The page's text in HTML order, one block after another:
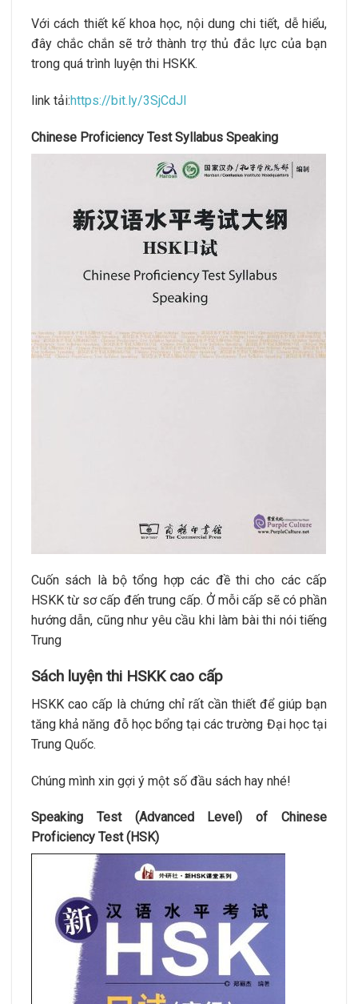
Với cách thiết kế khoa học, nội dung chi tiết, dễ hiểu,
đây chắc chắn sẽ trở thành trợ thủ đắc lực của bạn
trong quá trình luyện thi HSKK.
link tải:https://bit.ly/3SjCdJI
Chinese Proficiency Test Syllabus Speaking
Cuốn sách là bộ tổng hợp các đề thi cho các cấp
HSKK từ sơ cấp đến trung cấp. Ở mỗi cấp sẽ có phần
hướng dẫn, cũng như yêu cầu khi làm bài thi nói tiếng
Trung
Sách luyện thi HSKK cao cấp
HSKK cao cấp là chứng chỉ rất cần thiết để giúp bạn
tăng khả năng đỗ học bổng tại các trường Đại học tại
Trung Quốc.
Chúng mình xin gợi ý một số đầu sách hay nhé!
Speaking Test (Advanced Level) of Chinese
Proficiency Test (HSK)